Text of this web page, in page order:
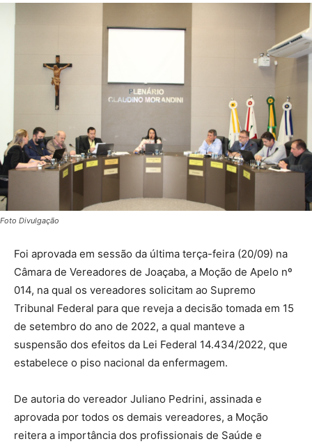
Foto Divulgação
Foi aprovada em sessão da última terça-feira (20/09) na
Câmara de Vereadores de Joaçaba, a Moção de Apelo nº
014, na qual os vereadores solicitam ao Supremo
Tribunal Federal para que reveja a decisão tomada em 15
de setembro do ano de 2022, a qual manteve a
suspensão dos efeitos da Lei Federal 14.434/2022, que
estabelece o piso nacional da enfermagem.
De autoria do vereador Juliano Pedrini, assinada e
aprovada por todos os demais vereadores, a Moção
reitera a importância dos profissionais de Saúde e